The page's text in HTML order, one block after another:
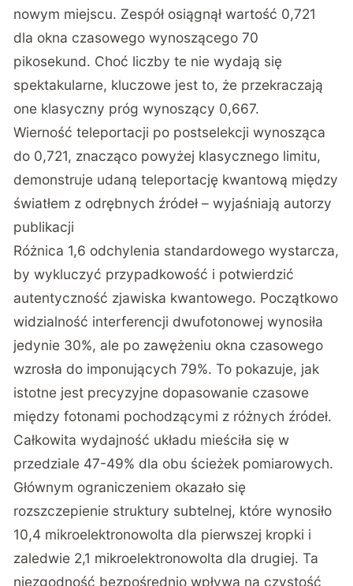
nowym miejscu. Zespół osiągnął wartość 0,721
dla okna czasowego wynoszącego 70
pikosekund. Choć liczby te nie wydają się
spektakularne, kluczowe jest to, że przekraczają
one klasyczny próg wynoszący 0,667.
Wierność teleportacji po postselekcji wynosząca
do 0,721, znacząco powyżej klasycznego limitu,
demonstruje udaną teleportację kwantową między
światłem z odrębnych źródeł – wyjaśniają autorzy
publikacji
Różnica 1,6 odchylenia standardowego wystarcza,
by wykluczyć przypadkowość i potwierdzić
autentyczność zjawiska kwantowego. Początkowo
widzialność interferencji dwufotonowej wynosiła
jedynie 30%, ale po zawężeniu okna czasowego
wzrosła do imponujących 79%. To pokazuje, jak
istotne jest precyzyjne dopasowanie czasowe
między fotonami pochodzącymi z różnych źródeł.
Całkowita wydajność układu mieściła się w
przedziale 47-49% dla obu ścieżek pomiarowych.
Głównym ograniczeniem okazało się
rozszczepienie struktury subtelnej, które wynosiło
10,4 mikroelektronowolta dla pierwszej kropki i
zaledwie 2,1 mikroelektronowolta dla drugiej. Ta
niezgodność bezpośrednio wpływa na czystość